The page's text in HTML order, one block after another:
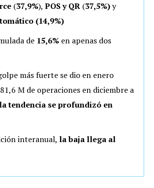
(37,9%), POS y QR (37,5%)y
(14,9%)
de 15,6% en apenas dos
más fuerte se dio en enero
M de operaciones en diciembre a
la tendencia se profundizó en
interanual, la baja llega al